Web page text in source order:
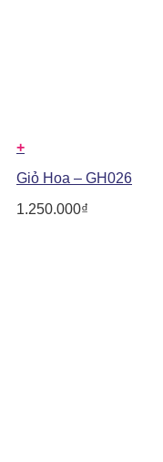
+
Giỏ Hoa – GH026
1.250.000₫